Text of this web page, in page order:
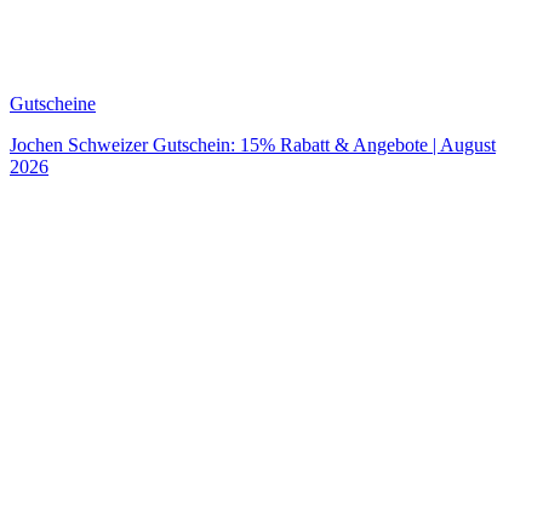
Gutscheine
Jochen Schweizer Gutschein: 15% Rabatt & Angebote | August
2026